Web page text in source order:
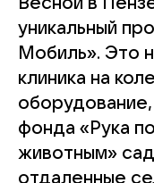
уникальный
Мобиль». Это
клиника на
фонда «Рука
животным»
отдаленные